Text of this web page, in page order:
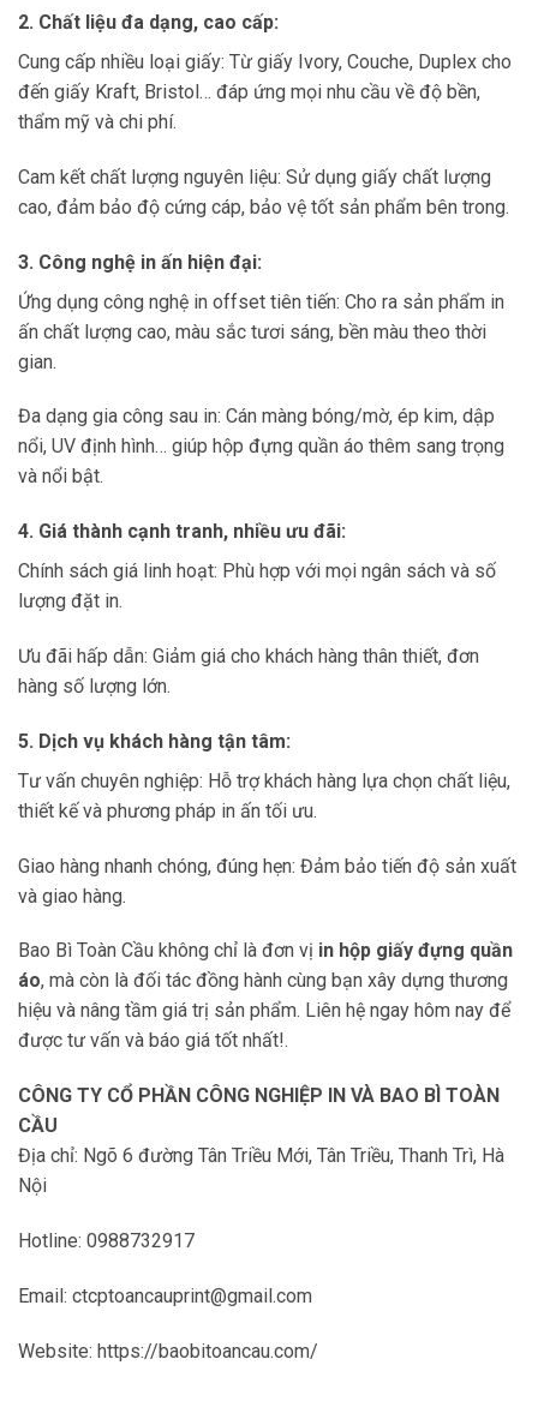
2. Chất liệu đa dạng, cao cấp:
Cung cấp nhiều loại giấy: Từ giấy Ivory, Couche, Duplex cho
đến giấy Kraft, Bristol… đáp ứng mọi nhu cầu về độ bền,
thẩm mỹ và chi phí.
Cam kết chất lượng nguyên liệu: Sử dụng giấy chất lượng
cao, đảm bảo độ cứng cáp, bảo vệ tốt sản phẩm bên trong.
3. Công nghệ in ấn hiện đại:
Ứng dụng công nghệ in offset tiên tiến: Cho ra sản phẩm in
ấn chất lượng cao, màu sắc tươi sáng, bền màu theo thời
gian.
Đa dạng gia công sau in: Cán màng bóng/mờ, ép kim, dập
nổi, UV định hình… giúp hộp đựng quần áo thêm sang trọng
và nổi bật.
4. Giá thành cạnh tranh, nhiều ưu đãi:
Chính sách giá linh hoạt: Phù hợp với mọi ngân sách và số
lượng đặt in.
Ưu đãi hấp dẫn: Giảm giá cho khách hàng thân thiết, đơn
hàng số lượng lớn.
5. Dịch vụ khách hàng tận tâm:
Tư vấn chuyên nghiệp: Hỗ trợ khách hàng lựa chọn chất liệu,
thiết kế và phương pháp in ấn tối ưu.
Giao hàng nhanh chóng, đúng hẹn: Đảm bảo tiến độ sản xuất
và giao hàng.
Bao Bì Toàn Cầu không chỉ là đơn vị in hộp giấy đựng quần
áo, mà còn là đối tác đồng hành cùng bạn xây dựng thương
hiệu và nâng tầm giá trị sản phẩm. Liên hệ ngay hôm nay để
được tư vấn và báo giá tốt nhất!.
CÔNG TY CỔ PHẦN CÔNG NGHIỆP IN VÀ BAO BÌ TOÀN
CẦU
Địa chỉ: Ngõ 6 đường Tân Triều Mới, Tân Triều, Thanh Trì, Hà
Nội
Hotline: 0988732917
Email: ctcptoancauprint@gmail.com
Website: https://baobitoancau.com/